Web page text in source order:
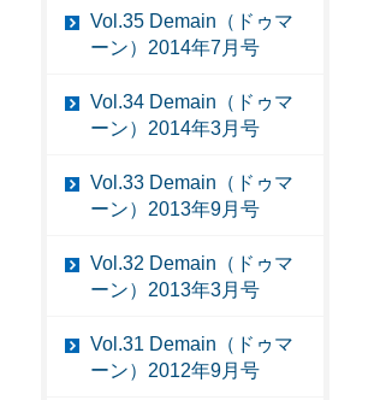
Vol.35 Demain（ドゥマ
ーン）2014年7月号
Vol.34 Demain（ドゥマ
ーン）2014年3月号
Vol.33 Demain（ドゥマ
ーン）2013年9月号
Vol.32 Demain（ドゥマ
ーン）2013年3月号
Vol.31 Demain（ドゥマ
ーン）2012年9月号